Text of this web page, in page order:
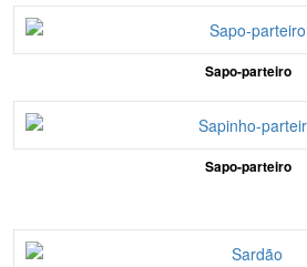
Sapo-parteiro
Sapo-parteiro